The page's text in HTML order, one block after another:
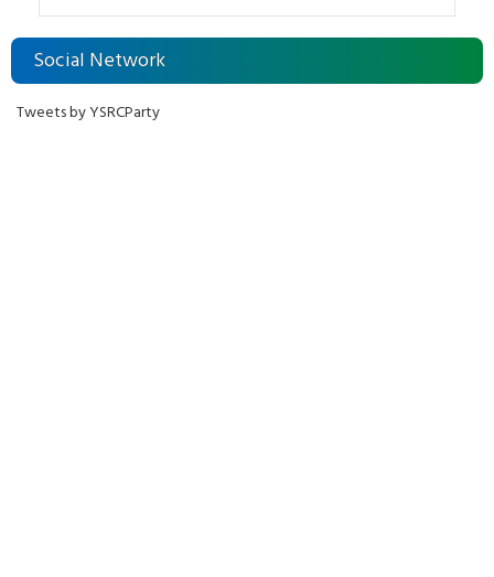
Social Network
Tweets by YSRCParty